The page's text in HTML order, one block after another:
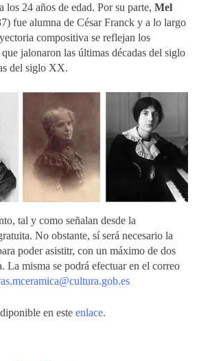
los 24 años de edad. Por su parte, Mel
fue alumna de César Franck y a lo largo
compositiva se reflejan los
jalonaron las últimas décadas del siglo
del siglo XX.
tal y como señalan desde la
No obstante, sí será necesario la
poder asistitr, con un máximo de dos
La misma se podrá efectuar en el correo
en este enlace.